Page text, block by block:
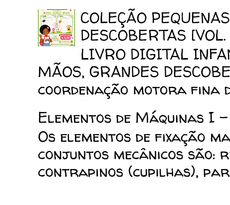
COLEÇÃO
DESCOBERTAS [VOL.
LIVRO DIGITAL
MÃOS, GRANDES
coordenação motora fina
Elementos de Máquinas I
Os elementos de fixação
conjuntos mecânicos são:
contrapinos (cupilhas),